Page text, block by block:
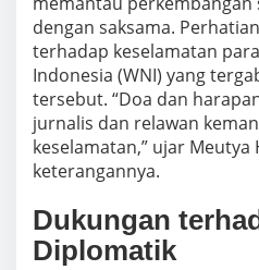
dengan saksama.
terhadap keselamatan
Indonesia (WNI) yang
tersebut. “Doa dan
jurnalis dan relawan
keselamatan,” ujar Meutya
keterangannya.
Dukungan
Diplomatik